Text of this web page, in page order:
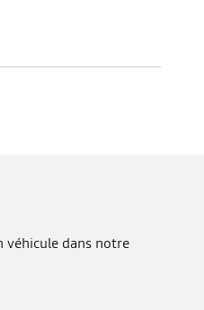
véhicule dans notre